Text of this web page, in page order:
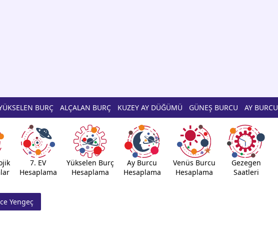
BURÇ ALÇALAN BURÇ KUZEY AY DÜĞÜMÜ GÜNEŞ BURCU AY BURCU
7. EV
Hesaplama
Yükselen Burç
Hesaplama
Ay Burcu
Hesaplama
Venüs Burcu
Hesaplama
Gezegen
Saatleri
Yengeç